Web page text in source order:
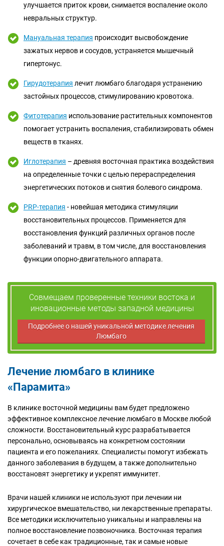
улучшается приток крови, снимается воспаление около
невральных структур.
Мануальная терапия происходит высвобождение
зажатых нервов и сосудов, устраняется мышечный
гипертонус.
Гирудотерапия лечит люмбаго благодаря устранению
застойных процессов, стимулированию кровотока.
Фитотерапия использование растительных компонентов
помогает устранить воспаления, стабилизировать обмен
веществ в тканях.
Иглотерапия – древняя восточная практика воздействия
на определенные точки с целью перераспределения
энергетических потоков и снятия болевого синдрома.
PRP-терапия - новейшая методика стимуляции
восстановительных процессов. Применяется для
восстановления функций различных органов после
заболеваний и травм, в том числе, для восстановления
функции опорно-двигательного аппарата.
Совмещаем проверенные техники востока и
иновационные методы западной медицины
Подробнее о нашей уникальной методике лечения
Люмбаго
Лечение люмбаго в клинике
«Парамита»
В клинике восточной медицины вам будет предложено
эффективное комплексное лечение люмбаго в Москве любой
сложности. Восстановительный курс разрабатывается
персонально, основываясь на конкретном состоянии
пациента и его пожеланиях. Специалисты помогут избежать
данного заболевания в будущем, а также дополнительно
восстановят энергетику и укрепят иммунитет.
Врачи нашей клиники не используют при лечении ни
хирургическое вмешательство, ни лекарственные препараты.
Все методики исключительно уникальны и направлены на
полное восстановление позвоночника. Восточная терапия
сочетает в себе как традиционные, так и самые новые